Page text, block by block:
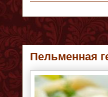
Пельменная